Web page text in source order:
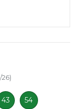
43 54